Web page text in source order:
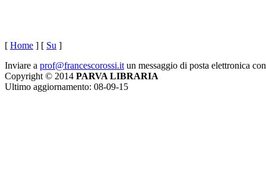
[ Home ] [ Su ]
Inviare a prof@francescorossi.it un messaggio di posta elettronica
Copyright © 2014 PARVA LIBRARIA
Ultimo aggiornamento: 08-09-15